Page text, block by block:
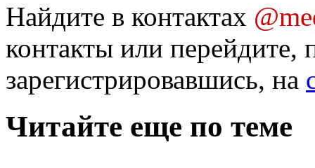
Найдите в контактах
контакты или перейдите,
зарегистрировавшись, на
Читайте еще по теме